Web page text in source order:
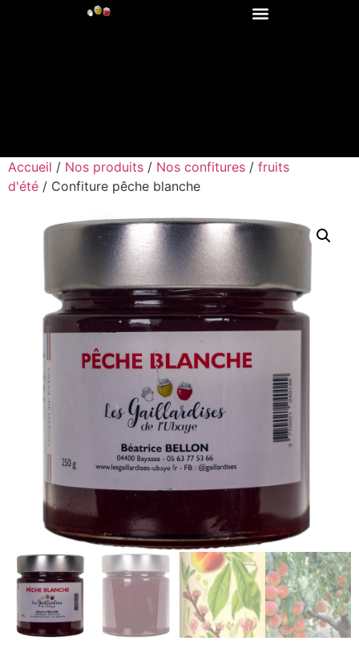
Accueil / Nos produits / Nos confitures / fruits
d'été / Confiture pêche blanche